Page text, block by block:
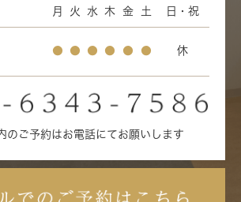
月 火 水 木 金 土 日・祝
● ● ● ● ● ● 休
のご予約はお電話にてお願いします